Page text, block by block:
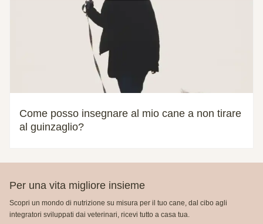
Come posso insegnare al mio cane a non tirare
al guinzaglio?
Per una vita migliore insieme
Scopri un mondo di nutrizione su misura per il tuo cane, dal cibo agli
integratori sviluppati dai veterinari, ricevi tutto a casa tua.